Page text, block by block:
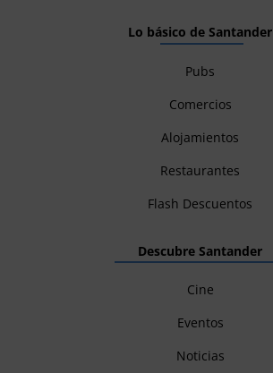
Lo básico de Santander
Pubs
Comercios
Alojamientos
Restaurantes
Flash Descuentos
Descubre Santander
Cine
Eventos
Noticias